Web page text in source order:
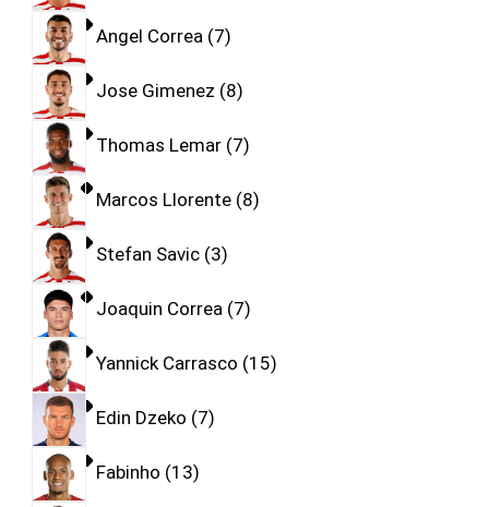
Angel Correa 7
Jose Gimenez 8
Thomas Lemar 7
Marcos Llorente 8
Stefan Savic 3
Joaquin Correa 7
Yannick Carrasco 15
Edin Dzeko 7
Fabinho 13